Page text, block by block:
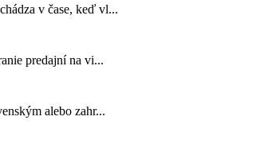
v čase, keď vl...
predajní na vi...
alebo zahr...